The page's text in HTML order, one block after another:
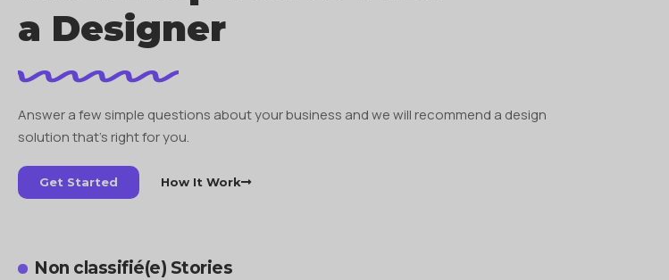
a Designer
Answer a few simple questions about your business and we will recommend a design
solution that’s right for you.
Get Started How It Work
Non classifié(e) Stories